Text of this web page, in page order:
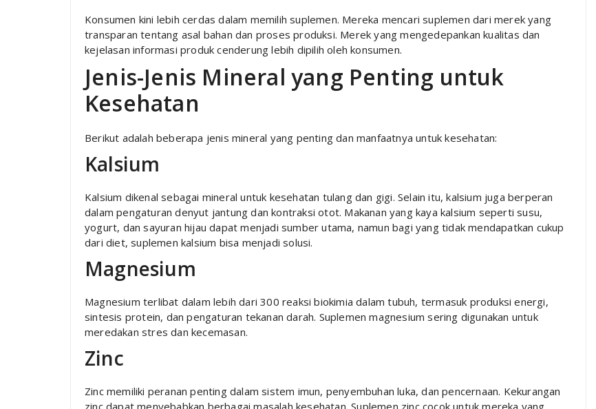
Konsumen kini lebih cerdas dalam memilih suplemen. Mereka mencari suplemen dari merek yang
transparan tentang asal bahan dan proses produksi. Merek yang mengedepankan kualitas dan
kejelasan informasi produk cenderung lebih dipilih oleh konsumen.
Jenis-Jenis Mineral yang Penting untuk
Kesehatan
Berikut adalah beberapa jenis mineral yang penting dan manfaatnya untuk kesehatan:
Kalsium
Kalsium dikenal sebagai mineral untuk kesehatan tulang dan gigi. Selain itu, kalsium juga berperan
dalam pengaturan denyut jantung dan kontraksi otot. Makanan yang kaya kalsium seperti susu,
yogurt, dan sayuran hijau dapat menjadi sumber utama, namun bagi yang tidak mendapatkan cukup
dari diet, suplemen kalsium bisa menjadi solusi.
Magnesium
Magnesium terlibat dalam lebih dari 300 reaksi biokimia dalam tubuh, termasuk produksi energi,
sintesis protein, dan pengaturan tekanan darah. Suplemen magnesium sering digunakan untuk
meredakan stres dan kecemasan.
Zinc
Zinc memiliki peranan penting dalam sistem imun, penyembuhan luka, dan pencernaan. Kekurangan
zinc dapat menyebabkan berbagai masalah kesehatan. Suplemen zinc cocok untuk mereka yang